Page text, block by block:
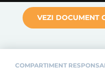
VEZI DOCUMENT
COMPARTIMENT